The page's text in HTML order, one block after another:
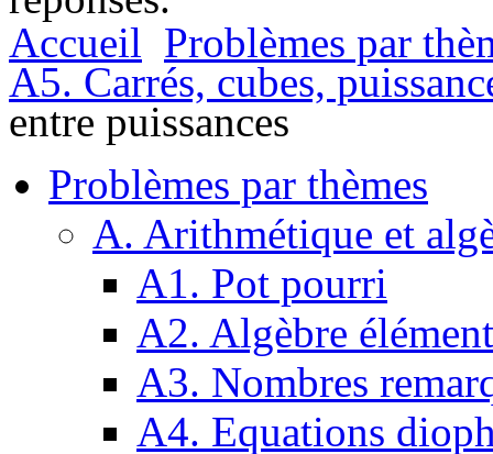
Accueil Problèmes par
A5. Carrés, cubes,
entre puissances
Problèmes par thèmes
A. Arithmétique et
A1. Pot pourri
A2. Algèbre
A3. Nombres
A4. Equations